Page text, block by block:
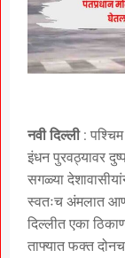
नवी दिल्ली: पश्चिम
इंधन पुरवठ्यावर
सगळ्या
स्वतःच अंमलात
दिल्लीत एका
ताफ्यात फक्त दोनच